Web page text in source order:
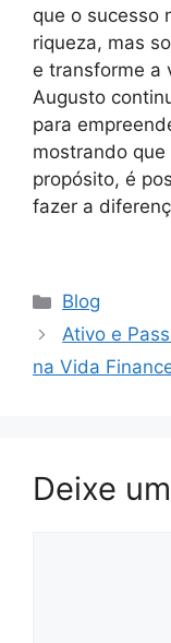
que o sucesso
riqueza, mas
e transforme a
Augusto
para
mostrando
propósito, é
fazer a
Categorias
Blog
Ativo e
na Vida
Deixe